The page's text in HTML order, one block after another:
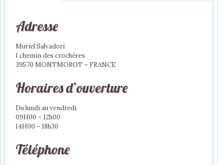
Adresse
Muriel Salvadori
1 chemin des crochères
39570 MONTMOROT – FRANCE
Horaires d’ouverture
Du lundi au vendredi
09H00 – 12h00
14H00 – 18h30
Téléphone